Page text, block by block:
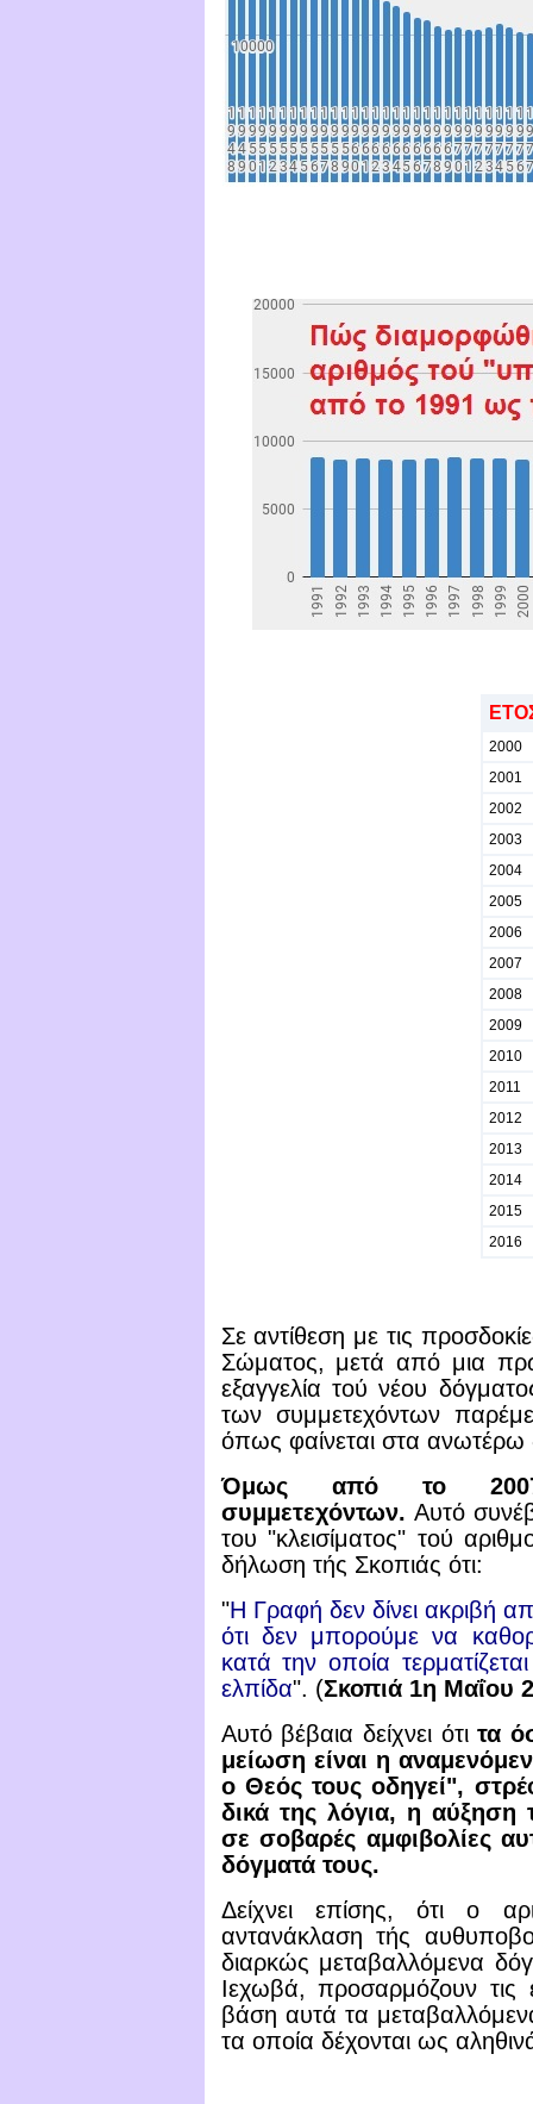
2000
2001
2002
2003
2004
2005
2006
2007
2008
2009
2010
2011
2012
2013
2014
2015
2016
Σε αντίθεση με τις
Σώματος, μετά από μια
εξαγγελία τού νέου
των συμμετεχόντων
όπως φαίνεται στα ανωτέρω
Όμως από το
συμμετεχόντων. Αυτό
του "κλεισίματος" τού
δήλωση τής Σκοπιάς ότι:
"Η Γραφή δεν δίνει ακριβή
ότι δεν μπορούμε να
κατά την οποία
ελπίδα". (Σκοπιά1η Μαΐου
Αυτό βέβαια δείχνει ότιτα
μείωση είναι η
ο Θεός τους οδηγεί",
δικά της λόγια, η αύξηση
σε σοβαρές αμφιβολίες
δόγματά τους.
Δείχνει επίσης, ότι ο
αντανάκλαση τής
διαρκώς μεταβαλλόμενα
Ιεχωβά, προσαρμόζουν τις
βάση αυτά τα
τα οποία δέχονται ως